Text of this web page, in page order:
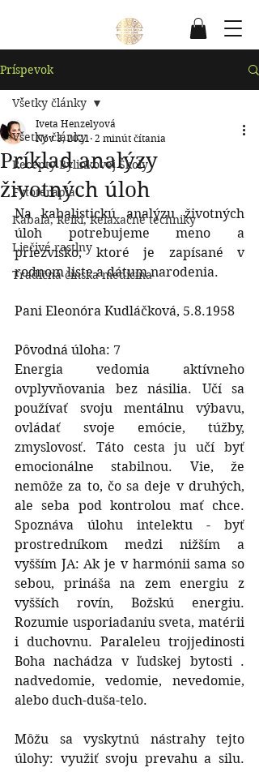
Príspevok
Všetky články
Recepty Bylinkovej Školy
Fytoterapia
Kabala, Reiki, Relaxačné techniky
Liečivé rastlny
Tradičná čínska medicína
Všetky články
Príklad analýzy
životných úloh
Iveta Henzelyová
Nov 3, 2021 2 minút čítania
Na kabalistickú analýzu životných
úloh potrebujeme meno a
priezvisko, ktoré je zapísané v
rodnom liste a dátum narodenia.
Pani Eleonóra Kudláčková, 5.8.1958
Pôvodná úloha: 7
Energia vedomia aktívneho
ovplyvňovania bez násilia. Učí sa
používať svoju mentálnu výbavu,
ovládať svoje emócie, túžby,
zmyslovosť. Táto cesta ju učí byť
emocionálne stabilnou. Vie, že
nemôže za to, čo sa deje v druhých,
ale seba pod kontrolou mať chce.
Spoznáva úlohu intelektu - byť
prostredníkom medzi nižším a
vyšším JA: Ak je v harmónii sama so
sebou, prináša na zem energiu z
vyšších rovín, Božskú energiu.
Rozumie usporiadaniu sveta, matérii
i duchovnu. Paraleleu trojjedinosti
Boha nachádza v ľudskej bytosti .
nadvedomie, vedomie, nevedomie,
alebo duch-duša-telo.
Môžu sa vyskytnú nástrahy tejto
úlohy: využiť svoju prevahu a silu.